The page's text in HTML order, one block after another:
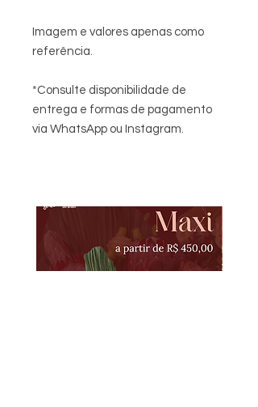
Imagem e valores apenas como
referência.
*Consulte disponibilidade de
entrega e formas de pagamento
via WhatsApp ou Instagram.